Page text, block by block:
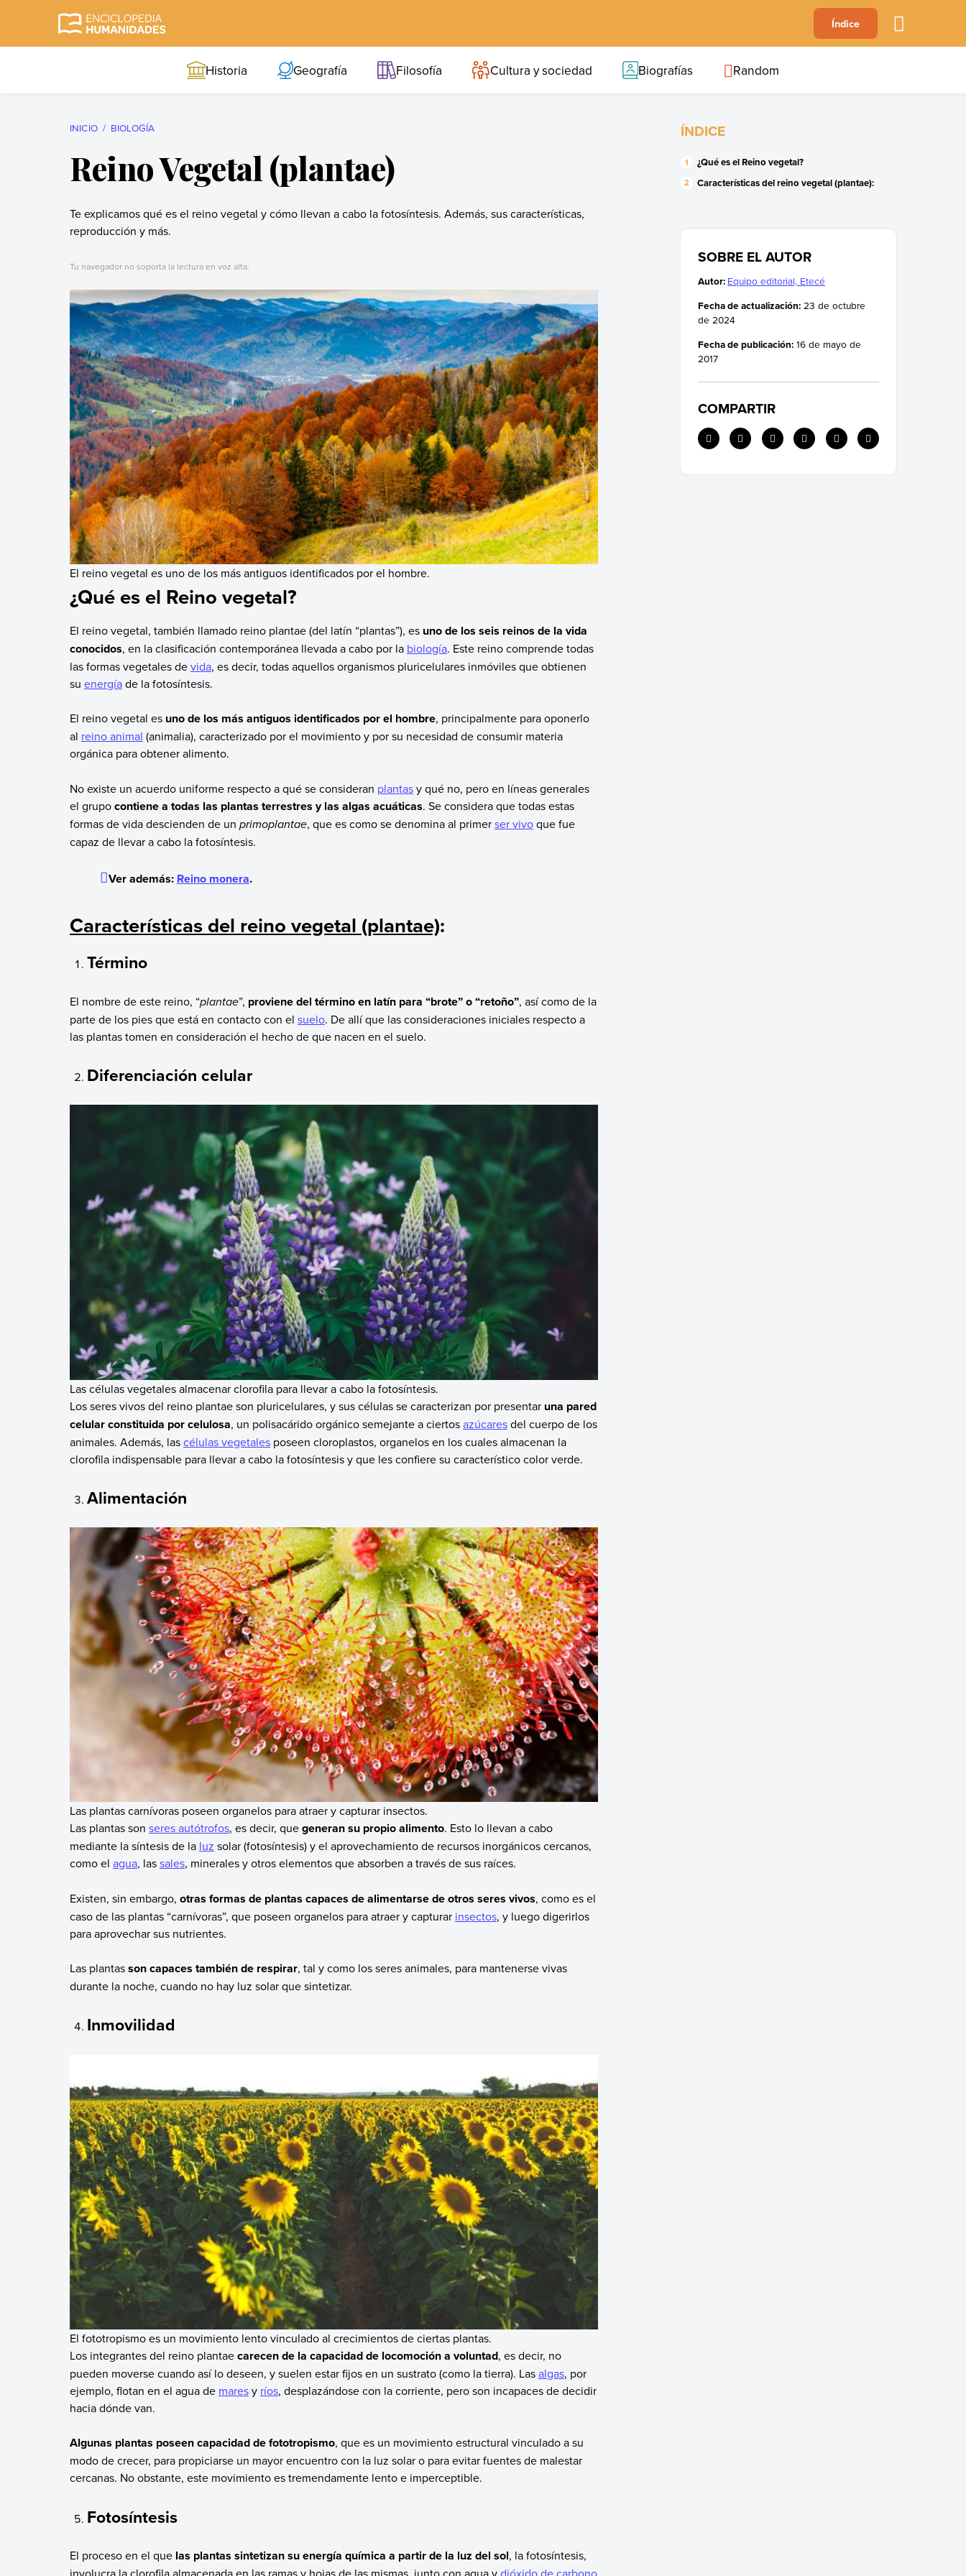
B C F
Índice
Historia Geografía Filosofía Cultura y sociedad Biografías Random
INICIO BIOLOGÍA
Reino Vegetal (plantae)
Te explicamos qué es el reino vegetal y cómo llevan a cabo la fotosíntesis. Además, sus características,
reproducción y más.
Tu navegador no soporta la lectura en voz alta.
El reino vegetal es uno de los más antiguos identificados por el hombre.
¿Qué es el Reino vegetal?
El reino vegetal, también llamado reino plantae (del latín “plantas”), es uno de los seis reinos de la vida
conocidos, en la clasificación contemporánea llevada a cabo por la biología. Este reino comprende todas
las formas vegetales devida, es decir, todas aquellos organismos pluricelulares inmóviles que obtienen
su energíade la fotosíntesis.
El reino vegetal es uno de los más antiguos identificados por el hombre, principalmente para oponerlo
al reino animal (animalia), caracterizado por el movimiento y por su necesidad de consumir materia
orgánica para obtener alimento.
No existe un acuerdo uniforme respecto a qué se consideran plantasy qué no, pero en líneas generales
el grupocontiene a todas las plantas terrestres y las algas acuáticas. Se considera que todas estas
formas de vida descienden de un primoplantae, que es como se denomina al primerser vivoque fue
capaz de llevar a cabo la fotosíntesis.
Ver además: Reino monera.
Características del reino vegetal (plantae):
Término
El nombre de este reino, “plantae”, proviene del término en latín para “brote” o “retoño”, así como de la
parte de los pies que está en contacto con el suelo. De allí que las consideraciones iniciales respecto a
las plantas tomen en consideración el hecho de que nacen en el suelo.
Diferenciación celular
Las células vegetales almacenar clorofila para llevar a cabo la fotosíntesis.
Los seres vivos del reino plantae son pluricelulares, y sus células se caracterizan por presentar una pared
celular constituida por celulosa, un polisacárido orgánico semejante a ciertosazúcaresdel cuerpo de los
animales. Además, lascélulas vegetalesposeen cloroplastos, organelos en los cuales almacenan la
clorofila indispensable para llevar a cabo la fotosíntesis y que les confiere su característico color verde.
Alimentación
Las plantas carnívoras poseen organelos para atraer y capturar insectos.
Las plantas son seres autótrofos, es decir, quegeneran su propio alimento. Esto lo llevan a cabo
mediante la síntesis de la luz solar (fotosíntesis) y el aprovechamiento de recursos inorgánicos cercanos,
como el agua, lassales, minerales y otros elementos que absorben a través de sus raíces.
Existen, sin embargo, otras formas de plantas capaces de alimentarse de otros seres vivos, como es el
caso de las plantas “carnívoras”, que poseen organelos para atraer y capturar insectos, y luego digerirlos
para aprovechar sus nutrientes.
Las plantasson capaces también de respirar, tal y como los seres animales, para mantenerse vivas
durante la noche, cuando no hay luz solar que sintetizar.
Inmovilidad
El fototropismo es un movimiento lento vinculado al crecimientos de ciertas plantas.
Los integrantes del reino plantaecarecen de la capacidad de locomoción a voluntad, es decir, no
pueden moverse cuando así lo deseen, y suelen estar fijos en un sustrato (como la tierra). Lasalgas, por
ejemplo, flotan en el agua de maresy ríos, desplazándose con la corriente, pero son incapaces de decidir
hacia dónde van.
Algunas plantas poseen capacidad de fototropismo, que es un movimiento estructural vinculado a su
modo de crecer, para propiciarse un mayor encuentro con la luz solar o para evitar fuentes de malestar
cercanas. No obstante, este movimiento es tremendamente lento e imperceptible.
Fotosíntesis
El proceso en el quelas plantas sintetizan su energía química a partir de la luz del sol, la fotosíntesis,
ÍNDICE
¿Qué es el Reino vegetal?
Características del reino vegetal (plantae):
SOBRE EL AUTOR
Autor: Equipo editorial, Etecé
Fecha de actualización: 23 de octubre
de 2024
Fecha de publicación: 16 de mayo de
2017
COMPARTIR